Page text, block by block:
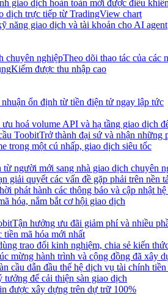
giao dịch hoàn toàn mới được điều
dịch trực tiếp từ TradingView chart
năng giao dịch và tài khoản cho AI agent
chuyên nghiệpTheo dõi thao tác của các
Kiếm được thu nhập cao
ổn định từ tiền điện tử ngay lập tức
hoá volume API và hạ tầng giao dịch
ToobitTrở thành đại sứ và nhận những
trong một cú nhấp, giao dịch siêu tốc
từ người mới sang nhà giao dịch chuyên
giải quyết các vấn đề gặp phải trên nền
phát hành các thông báo và cập nhật
hóa, nắm bắt cơ hội giao dịch
Tận hưởng ưu đãi giảm phí và nhiều
tiền mã hóa mới nhất
trao đổi kinh nghiệm, chia sẻ kiến
mừng hành trình và cộng đồng đã xây
cầu dẫn đầu thế hệ dịch vụ tài chính
tưởng để cải thiện sàn giao dịch
được xây dựng trên dự trữ 100%